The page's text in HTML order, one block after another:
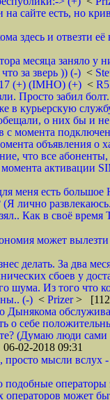
сайте есть, но
здесь и отвезти
месяца заняло
за зверь )) (-) <
(+) (IMHO) (+) <
Просто забил
в курьерскую
о них бы и
с момента
объявления о
что все
момента
меня есть
лично
Как в своё
может
делать. За два
сбоев у
шума. Из того что
(-) < Prizer>
Дынякома
о себе
(Думаю люди сами
02-2018 09:31
мысли вслух
подобные
операторов может